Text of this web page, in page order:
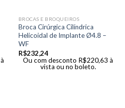
à
BROCAS E BROQUEIROS
Broca Cirúrgica Cilíndrica
Helicoidal de Implante Ø4.8 –
WF
R$232,24
Ou com desconto R$220,63 à
vista ou no boleto.